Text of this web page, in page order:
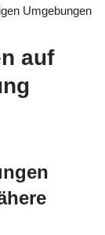
Umgebungen
auf